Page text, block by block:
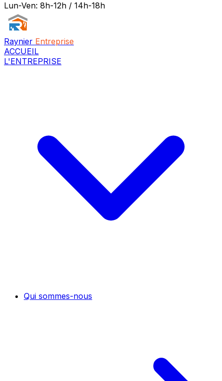
Lun-Ven: 8h-12h / 14h-18h
Raynier Entreprise
ACCUEIL
L'ENTREPRISE
Qui sommes-nous